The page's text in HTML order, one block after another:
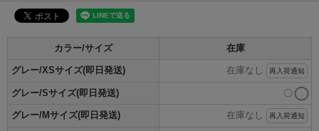
カラー/サイズ 在庫
グレー/XSサイズ(即日発送) 在庫なし 再入荷通知
グレー/Sサイズ(即日発送) 〇
グレー/Mサイズ(即日発送) 在庫なし 再入荷通知